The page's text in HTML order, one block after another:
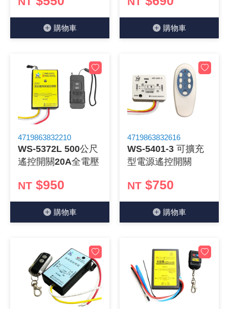
購物⾞ 購物⾞
4719863832210
WS-5372L 500公尺
遙控開關20A全電壓
NT $950
購物⾞
4719863832616
WS-5401-3 可擴充
型電源遙控開關
NT $750
購物⾞